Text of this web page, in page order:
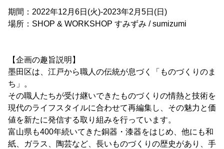
期間：2022年12月6日(火)-2023年2月5日(日)
場所：SHOP & WORKSHOP すみずみ / sumizumi
【企画の趣旨説明】
墨田区は、江戸から職人の伝統が息づく「ものづくりのま
ち」。
その職人たちが受け継いできたものづくりの情熱と技術を
現代のライフスタイルに合わせて再編集し、その魅力と価
値を新たに発信する取り組みを行っています。
富山県も400年続いてきた銅器・漆器をはじめ、他にも和
紙、ガラス、陶芸など、長いものづくりの歴史があり、手